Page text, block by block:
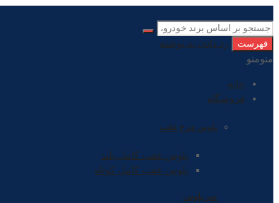
فهرست
رد دادن به نوشته
منومنو
خانه
فروشگاه
پلوس چرخ عقب
پلوس عقب کامل بلند
پلوس عقب کامل کوتاه
سر پلوس